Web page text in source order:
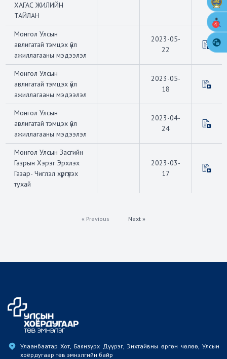
ХАГАС ЖИЛИЙН
ТАЙЛАН
Монгол Улсын
авлигатай тэмцэх үйл
ажиллагааны мэдээлэл
2023-05-
22
Монгол Улсын
авлигатай тэмцэх үйл
ажиллагааны мэдээлэл
2023-05-
18
Монгол Улсын
авлигатай тэмцэх үйл
ажиллагааны мэдээлэл
2023-04-
24
Монгол Улсын Засгийн
Газрын Хэрэг Эрхлэх
Газар- Чиглэл хүргүүлэх
тухай
2023-03-
17
« Previous Next »
Улаанбаатар Хот, Баянзүрх Дүүрэг, Энхтайвны өргөн чөлөө, Улсын
хоёрдугаар төв эмнэлгийн байр
4